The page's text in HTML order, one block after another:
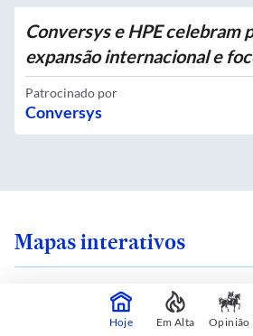
Conversys e HPE celebram
expansão internacional e
Patrocinado por
Conversys
Mapas interativos
Hoje Em Alta Opinião